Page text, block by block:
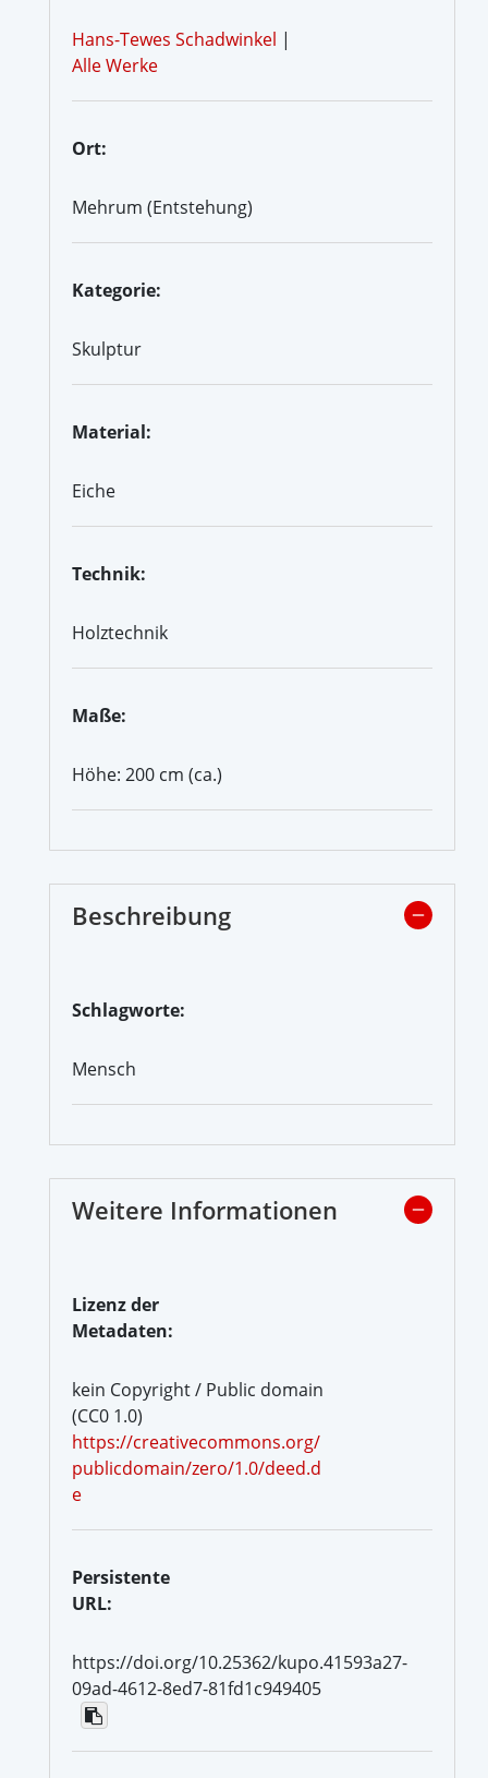
Hans-Tewes Schadwinkel |
Alle Werke
Ort:
Mehrum (Entstehung)
Kategorie:
Skulptur
Material:
Eiche
Technik:
Holztechnik
Maße:
Höhe: 200 cm (ca.)
Beschreibung
Schlagworte:
Mensch
Weitere Informationen
Lizenz der
Metadaten:
kein Copyright / Public domain
(CC0 1.0)
https://creativecommons.org/
publicdomain/zero/1.0/deed.d
e
Persistente
URL:
https://doi.org/10.25362/kupo.41593a27-
09ad-4612-8ed7-81fd1c949405